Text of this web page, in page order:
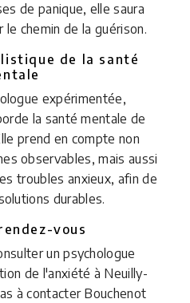
de panique, elle saura
le chemin de la guérison.
de la santé
expérimentée,
la santé mentale de
prend en compte non
observables, mais aussi
troubles anxieux, afin de
durables.
vous
un psychologue
de l'anxiété à Neuilly-
à contacter Bouchenot